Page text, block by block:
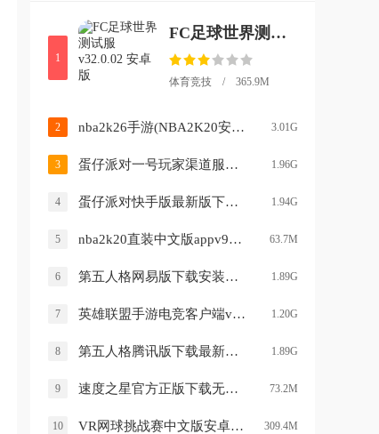
1
FC足球世界测试服v32.0.02 安卓版
体育竞技 / 365.9M
2 nba2k26手游(NBA2K20安装器)v98.0.2 最新版 3.01G
3 蛋仔派对一号玩家渠道服下载v1.0.95 最新版 1.96G
4 蛋仔派对快手版最新版下载v1.0.120 手机版 1.94G
5 nba2k20直装中文版appv98.0.2 最新安卓版 63.7M
6 第五人格网易版下载安装最新版v2026.0107.1256 安卓版 1.89G
7 英雄联盟手游电竞客户端v6.3.0.9009 最新版 1.20G
8 第五人格腾讯版下载最新版v2026.0107.1256 安卓版 1.89G
9 速度之星官方正版下载无广告安装(Speed Stars)v2.50 安卓版 73.2M
10 VR网球挑战赛中文版安卓下载v1.1.4 安卓版 309.4M